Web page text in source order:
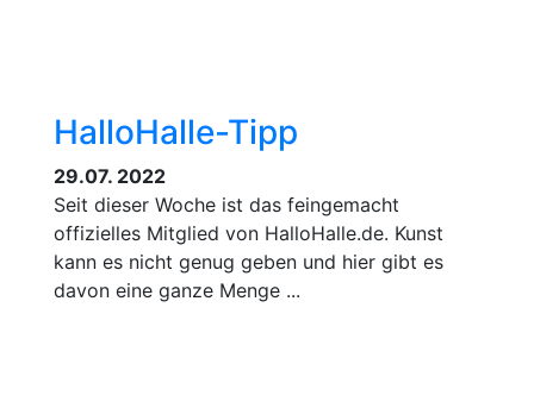
HalloHalle-Tipp
29.07. 2022
Seit dieser Woche ist das feingemacht
offizielles Mitglied von HalloHalle.de. Kunst
kann es nicht genug geben und hier gibt es
davon eine ganze Menge ...